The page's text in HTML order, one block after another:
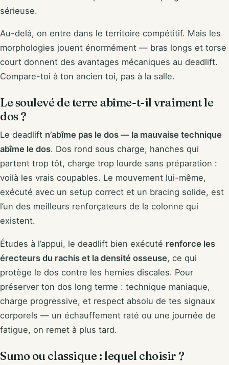
sérieuse.
Au-delà, on entre dans le territoire compétitif. Mais les
morphologies jouent énormément — bras longs et torse
court donnent des avantages mécaniques au deadlift.
Compare-toi à ton ancien toi, pas à la salle.
Le soulevé de terre abîme-t-il vraiment le
dos ?
Le deadlift n’abîme pas le dos — la mauvaise technique
abîme le dos. Dos rond sous charge, hanches qui
partent trop tôt, charge trop lourde sans préparation :
voilà les vrais coupables. Le mouvement lui-même,
exécuté avec un setup correct et un bracing solide, est
l’un des meilleurs renforçateurs de la colonne qui
existent.
Études à l’appui, le deadlift bien exécuté renforce les
érecteurs du rachis et la densité osseuse, ce qui
protège le dos contre les hernies discales. Pour
préserver ton dos long terme : technique maniaque,
charge progressive, et respect absolu de tes signaux
corporels — un échauffement raté ou une journée de
fatigue, on remet à plus tard.
Sumo ou classique : lequel choisir ?